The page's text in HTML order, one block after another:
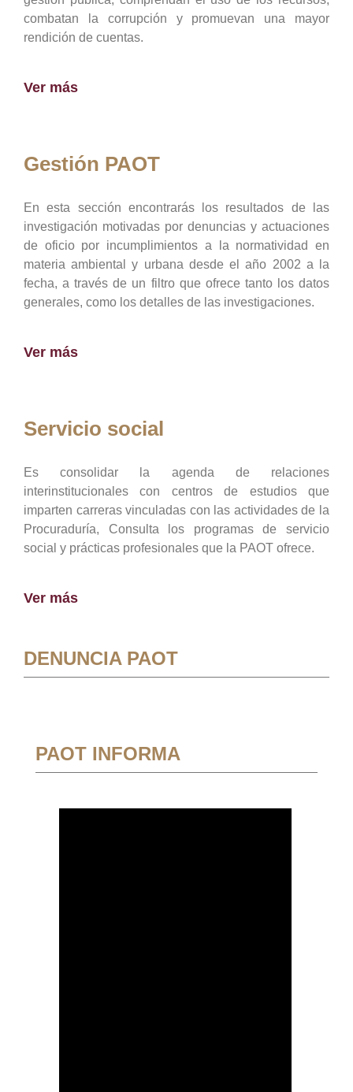
combatan la corrupción y promuevan una mayor
rendición de cuentas.
Ver más
Gestión PAOT
En esta sección encontrarás los resultados de las
investigación motivadas por denuncias y actuaciones
de oficio por incumplimientos a la normatividad en
materia ambiental y urbana desde el año 2002 a la
fecha, a través de un filtro que ofrece tanto los datos
generales, como los detalles de las investigaciones.
Ver más
Servicio social
Es consolidar la agenda de relaciones
interinstitucionales con centros de estudios que
imparten carreras vinculadas con las actividades de la
Procuraduría, Consulta los programas de servicio
social y prácticas profesionales que la PAOT ofrece.
Ver más
DENUNCIA PAOT
PAOT INFORMA